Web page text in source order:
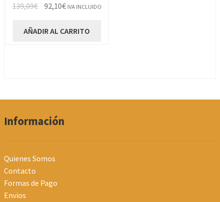
139,09€ El
original
92,10€El
actual
IVA INCLUIDO
AÑADIR AL CARRITO
Información
Quienes Somos
Contacto
Formas de Pago
Envios